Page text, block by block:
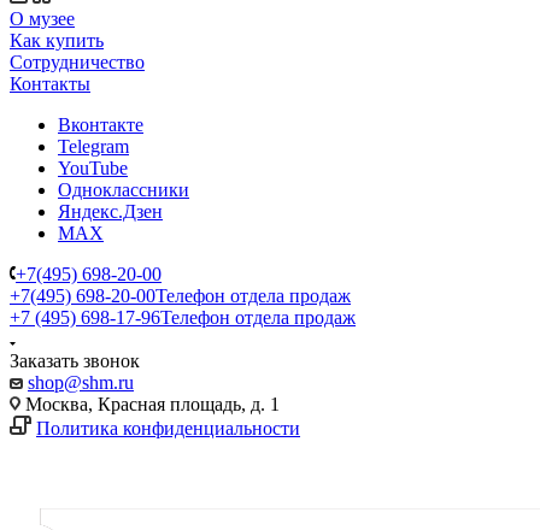
О музее
Как купить
Сотрудничество
Контакты
Вконтакте
Telegram
YouTube
Одноклассники
Яндекс.Дзен
MAX
+7(495) 698-20-00
+7(495) 698-20-00Телефон отдела продаж
+7 (495) 698-17-96Телефон отдела продаж
Заказать звонок
shop@shm.ru
Москва, Красная площадь, д. 1
Политика конфиденциальности